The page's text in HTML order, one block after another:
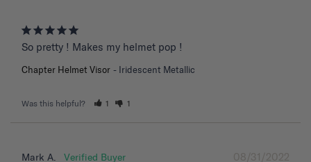
So pretty ! Makes my helmet pop !
Chapter Helmet Visor Iridescent Metallic
Was this helpful? 1 1
08/31/2022
Mark A.